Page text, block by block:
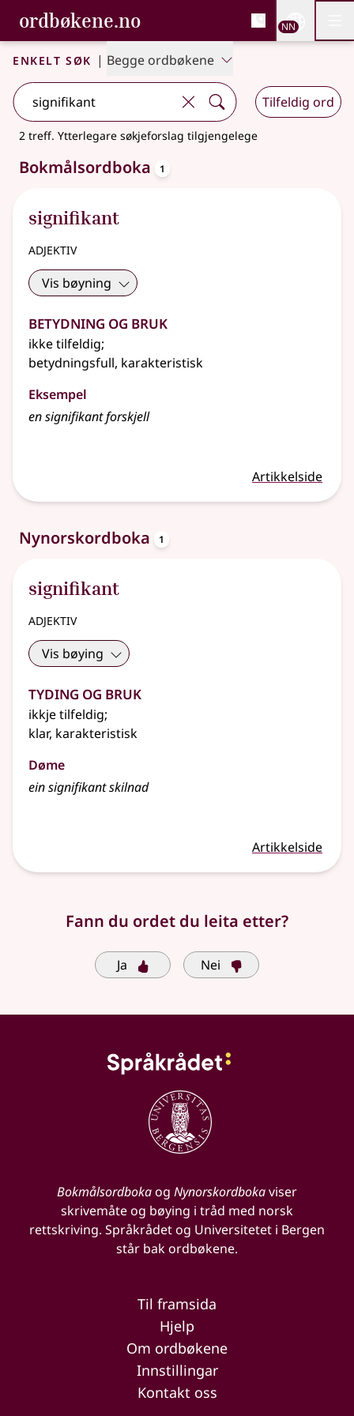
Gå til hovudinnhald
Tilgjenge
ordbøkene.no, Bokmålsordboka og
Bokmålsordboka og Nynorskordboka
NN
Enkelt søk | Begge ordbøkene
Tilfeldig ord
2 treff. Ytterlegare søkjeforslag tilgjengelege
Bokmålsordboka 1
signifikant
adjektiv
Vis bøyning
Betydning og bruk
ikke tilfeldig;
betydningsfull, karakteristisk
Eksempel
ensignifikantforskjell
Artikkelside
Nynorskordboka 1
signifikant
adjektiv
Vis bøying
Tyding og bruk
ikkje tilfeldig;
klar, karakteristisk
Døme
ein signifikant skilnad
Artikkelside
Fann du ordet du leita etter?
Ja Nei
Bokmålsordbokaog Nynorskordbokaviser
skrivemåte og bøying i tråd med norsk
rettskriving. Språkrådet og Universitetet i Bergen
står bak ordbøkene.
Til framsida
Hjelp
Om ordbøkene
Innstillingar
Kontakt oss